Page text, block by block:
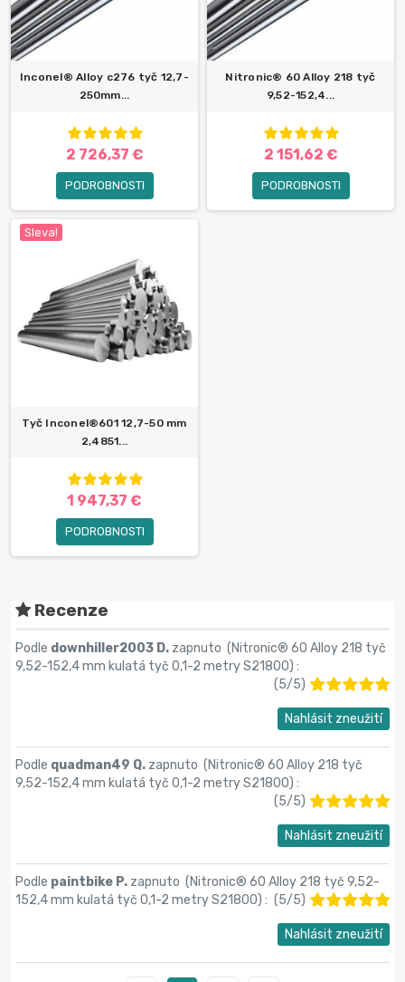
Inconel® Alloy c276 tyč 12,7-
250mm...
2 726,37 €
PODROBNOSTI
Nitronic® 60 Alloy 218 tyč
9,52-152,4...
2 151,62 €
PODROBNOSTI
Sleva!
Tyč Inconel®601 12,7-50 mm
2,4851...
1 947,37 €
PODROBNOSTI
Recenze
Podle downhiller2003 D. zapnuto (Nitronic® 60 Alloy 218 tyč
9,52-152,4 mm kulatá tyč 0,1-2 metry S21800) :
(5/5)
Nahlásit zneužití
Podle quadman49 Q. zapnuto (Nitronic® 60 Alloy 218 tyč
9,52-152,4 mm kulatá tyč 0,1-2 metry S21800) :
(5/5)
Nahlásit zneužití
Podle paintbike P. zapnuto (Nitronic® 60 Alloy 218 tyč 9,52-
152,4 mm kulatá tyč 0,1-2 metry S21800) : (5/5)
Nahlásit zneužití